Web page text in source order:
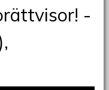
-